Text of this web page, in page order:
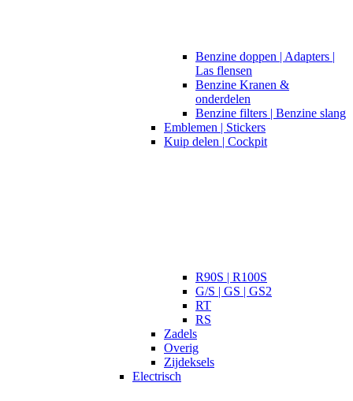
Benzine doppen | Adapters |
Las flensen
Benzine Kranen &
onderdelen
Benzine filters | Benzine slang
Emblemen | Stickers
Kuip delen | Cockpit
R90S | R100S
G/S | GS | GS2
RT
RS
Zadels
Overig
Zijdeksels
Electrisch